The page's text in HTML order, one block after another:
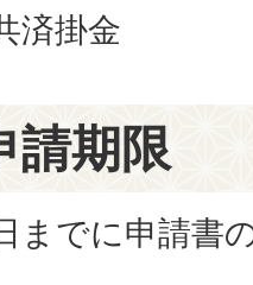
済掛金
請期限
までに申請書